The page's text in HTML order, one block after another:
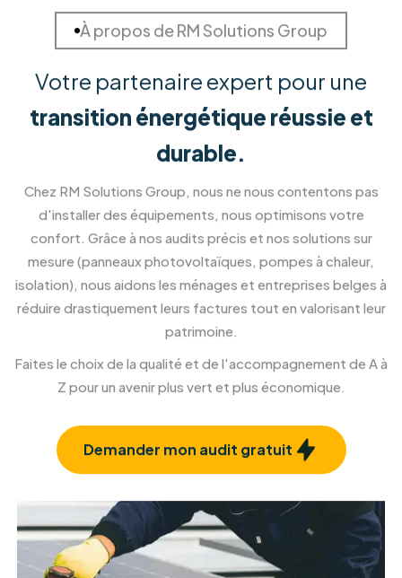
l'extérieur.
En savoir plus
Rénovation et isolation façade
Confort et esthétique, à l'intérieur comme à
l'extérieur.
En savoir plus
Rénovation et isolation toiture
Protégez votre habitat et améliorez votre
confort.
En savoir plus